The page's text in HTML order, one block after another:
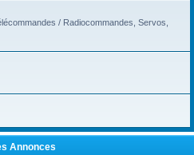
/ Radiocommandes, Servos,
Annonces